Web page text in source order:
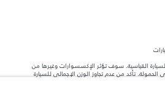
القياسية. سوف تؤثر الإكسسوارات وغيرها من
الحمولة. تأكد من عدم تجاوز الوزن الإجمالي للسيارة